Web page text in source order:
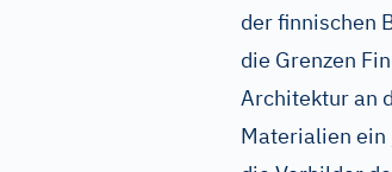
der finnischen
die Grenzen
Architektur an
Materialien ein